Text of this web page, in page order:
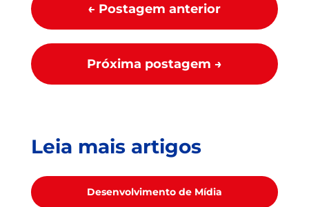
← Postagem anterior
Próxima postagem →
Leia mais artigos
Desenvolvimento de Mídia